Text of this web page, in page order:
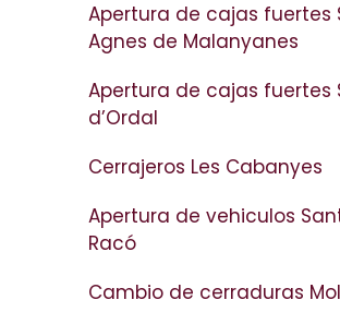
Apertura de cajas fuertes
Agnes de Malanyanes
Apertura de cajas fuertes
d’Ordal
Cerrajeros Les Cabanyes
Apertura de vehiculos
Racó
Cambio de cerraduras